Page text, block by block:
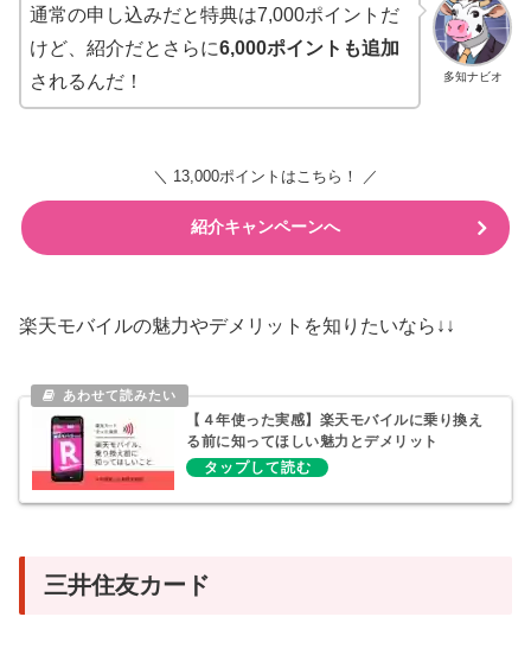
多知ナビオ
通常の申し込みだと特典は7,000ポイントだ
けど、紹介だとさらに6,000ポイントも追加
されるんだ！
＼ 13,000ポイントはこちら！ ／
紹介キャンペーンへ
楽天モバイルの魅力やデメリットを知りたいなら↓↓
【４年使った実感】楽天モバイルに乗り換え
る前に知ってほしい魅力とデメリット
三井住友カード